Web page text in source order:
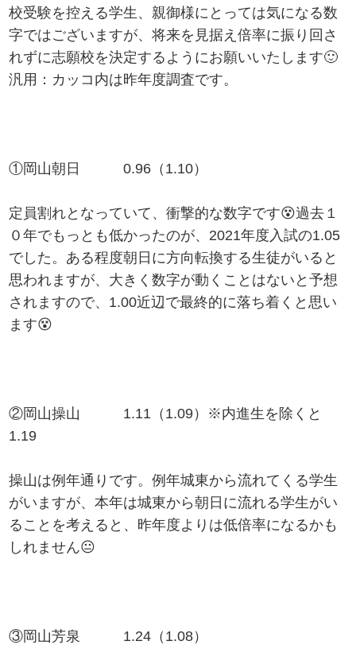
校受験を控える学生、親御様にとっては気になる数
字ではございますが、将来を見据え倍率に振り回さ
れずに志願校を決定するようにお願いいたします🙂
汎用：カッコ内は昨年度調査です。
①岡山朝日 0.96（1.10）
定員割れとなっていて、衝撃的な数字です😵過去１
０年でもっとも低かったのが、2021年度入試の1.05
でした。ある程度朝日に方向転換する生徒がいると
思われますが、大きく数字が動くことはないと予想
されますので、1.00近辺で最終的に落ち着くと思い
ます😵
②岡山操山 1.11（1.09）※内進生を除くと
1.19
操山は例年通りです。例年城東から流れてくる学生
がいますが、本年は城東から朝日に流れる学生がい
ることを考えると、昨年度よりは低倍率になるかも
しれません😐
③岡山芳泉 1.24（1.08）